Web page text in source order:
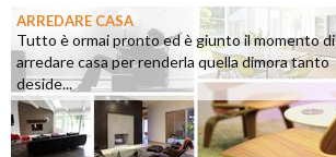
ARREDARE CASA
Tutto è ormai pronto ed è giunto il momento di
arredare casa per renderla quella dimora tanto
deside...